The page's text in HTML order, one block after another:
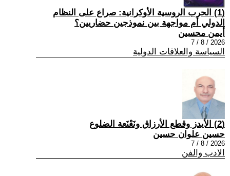
(1) الحرب الروسية الأوكرانية: صراع على النظام
الدولي أم مواجهة بين نموذجين حضاريين؟
أيمن محسين
2026 / 8 / 7
السياسة والعلاقات الدولية
(2) الأيدز وقطع الأرزاق ونَعْنَعة الضلوع
حسين علوان حسين
2026 / 8 / 7
الادب والفن